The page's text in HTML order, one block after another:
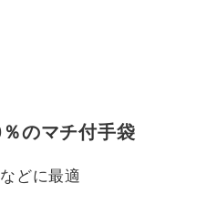
のマチ付手袋
どに最適